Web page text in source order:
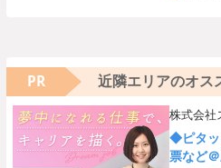
PR 近隣エリアのオス
株式会社
◆ピタッ
票など